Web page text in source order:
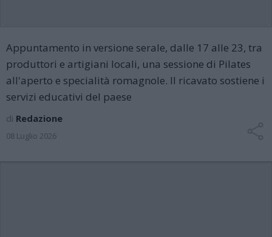
Appuntamento in versione serale, dalle 17 alle 23, tra
produttori e artigiani locali, una sessione di Pilates
all'aperto e specialità romagnole. Il ricavato sostiene i
servizi educativi del paese
di Redazione
08 Luglio 2026